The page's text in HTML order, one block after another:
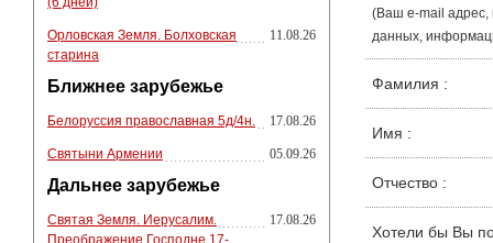
Орловская Земля. Болховская
старина
11.08.26
Ближнее зарубежье
Белоруссия православная 5д/4н. 17.08.26
Святыни Армении 05.09.26
Дальнее зарубежье
Святая Земля. Иерусалим.
Преображение Господне 17-
17.08.26
(Ваш e-mail адрес,
данных,
Фамилия :
Имя :
Отчество :
Хотели бы Вы